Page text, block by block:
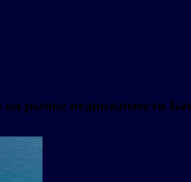
на рынке недвижимости